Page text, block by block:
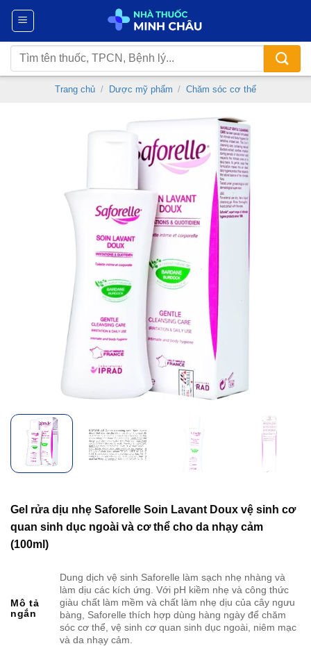
Chuyển
nội
dung
Tìm
kiếm:
Trang chủ / Dược mỹ phẩm / Chăm sóc cơ thể
Gel rửa dịu nhẹ Saforelle Soin Lavant Doux vệ sinh cơ
quan sinh dục ngoài và cơ thể cho da nhạy cảm
(100ml)
Mô tả
ngắn
Dung dịch vệ sinh Saforelle làm sạch nhẹ nhàng và
làm dịu các kích ứng. Với pH kiềm nhẹ và công thức
giàu chất làm mềm và chất làm nhẹ dịu của cây ngưu
bàng, Saforelle thích hợp dùng hàng ngày để chăm
sóc cơ thể, vệ sinh cơ quan sinh dục ngoài, niêm mạc
và da nhạy cảm.